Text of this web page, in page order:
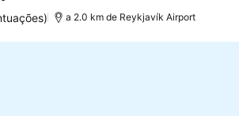
a 2.0 km de Reykjavík Airport